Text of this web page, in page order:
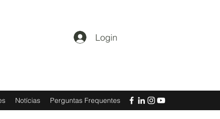
Login
Notícias Perguntas Frequentes